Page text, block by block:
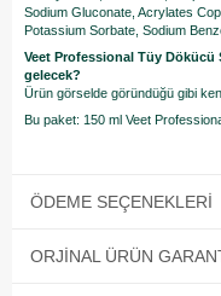
Sodium Gluconate, Acrylates
Potassium Sorbate, Sodium
Veet Professional Tüy Dökücü
gelecek?
Ürün görselde göründüğü gibi
Bu paket: 150 ml Veet
ÖDEME SEÇENEKLERI
ORJINAL ÜRÜN